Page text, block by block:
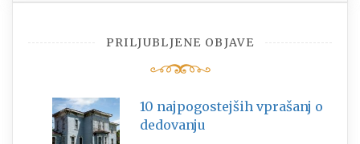
PRILJUBLJENE OBJAVE
10 najpogostejših vprašanj o
dedovanju